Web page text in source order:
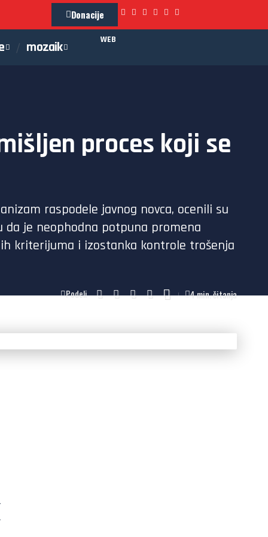
Donacije
mozaik WEB
proces koji se
raspodele javnog novca, ocenili su
da je neophodna potpuna promena
kriterijuma i izostanka kontrole trošenja
Podeli 4 min. čitanja